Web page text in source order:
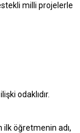
milli projelerle
odaklıdır.
ilk öğretmenin adı,